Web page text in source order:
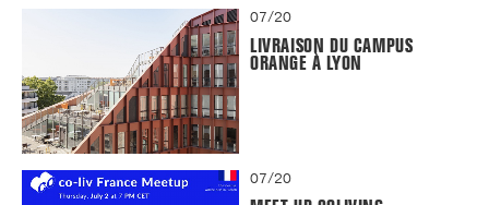
07/20
LIVRAISON DU CAMPUS
ORANGE À LYON
07/20